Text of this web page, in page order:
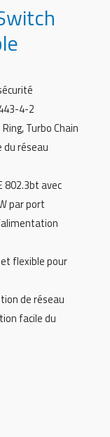
4-2
Turbo Chain
du réseau
802.3bt avec
par port
flexible pour
de réseau
facile du